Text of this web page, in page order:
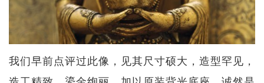
我们早前点评过此像，见其尺寸硕大，造型罕见，